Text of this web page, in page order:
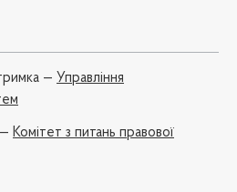
— Управління
Комітет з питань правової